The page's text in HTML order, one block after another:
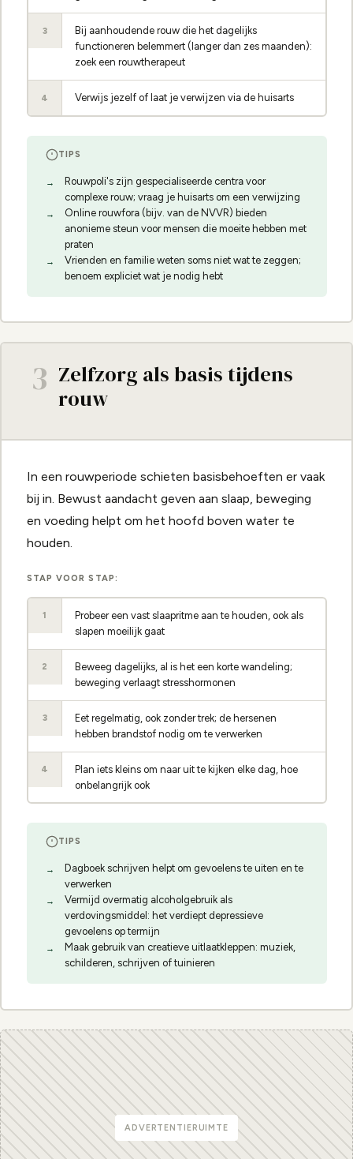
3
Bij aanhoudende rouw die het dagelijks
functioneren belemmert (langer dan zes maanden):
zoek een rouwtherapeut
4 Verwijs jezelf of laat je verwijzen via de huisarts
TIPS
Rouwpoli's zijn gespecialiseerde centra voor
complexe rouw; vraag je huisarts om een verwijzing
Online rouwfora (bijv. van de NVVR) bieden
anonieme steun voor mensen die moeite hebben met
praten
Vrienden en familie weten soms niet wat te zeggen;
benoem expliciet wat je nodig hebt
3 Zelfzorg als basis tijdens
rouw
In een rouwperiode schieten basisbehoeften er vaak
bij in. Bewust aandacht geven aan slaap, beweging
en voeding helpt om het hoofd boven water te
houden.
STAP VOOR STAP:
1
Probeer een vast slaapritme aan te houden, ook als
slapen moeilijk gaat
2
Beweeg dagelijks, al is het een korte wandeling;
beweging verlaagt stresshormonen
3
Eet regelmatig, ook zonder trek; de hersenen
hebben brandstof nodig om te verwerken
4
Plan iets kleins om naar uit te kijken elke dag, hoe
onbelangrijk ook
TIPS
Dagboek schrijven helpt om gevoelens te uiten en te
verwerken
Vermijd overmatig alcoholgebruik als
verdovingsmiddel: het verdiept depressieve
gevoelens op termijn
Maak gebruik van creatieve uitlaatkleppen: muziek,
schilderen, schrijven of tuinieren
ADVERTENTIERUIMTE